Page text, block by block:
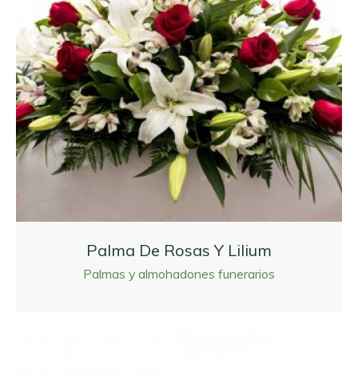
Palma De Rosas Y Lilium
Palmas y almohadones funerarios